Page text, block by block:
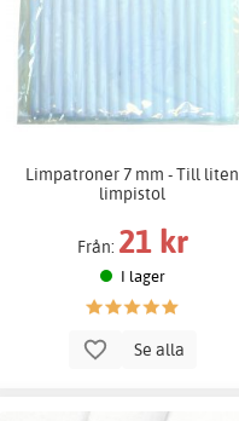
Limpatroner 7 mm - Till liten
limpistol
Från: 21 kr
I lager
Se alla